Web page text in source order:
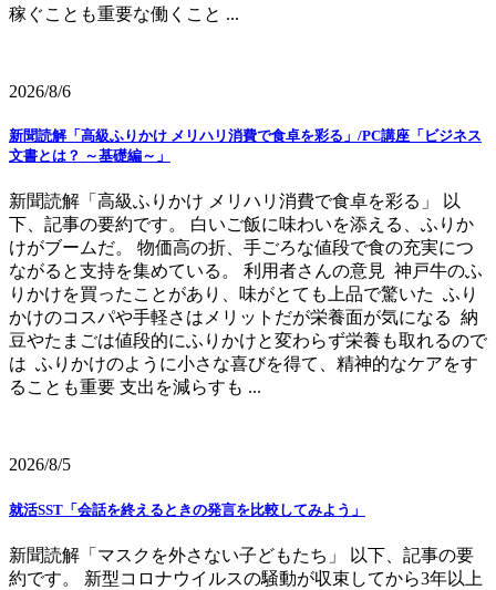
稼ぐことも重要な働くこと ...
2026/8/6
新聞読解「高級ふりかけ メリハリ消費で食卓を彩る」/PC講座「ビジネス
文書とは？ ～基礎編～」
新聞読解「高級ふりかけ メリハリ消費で食卓を彩る」 以
下、記事の要約です。 白いご飯に味わいを添える、ふりか
けがブームだ。 物価高の折、手ごろな値段で食の充実につ
ながると支持を集めている。 利用者さんの意見 神戸牛のふ
りかけを買ったことがあり、味がとても上品で驚いた ふり
かけのコスパや手軽さはメリットだが栄養面が気になる 納
豆やたまごは値段的にふりかけと変わらず栄養も取れるので
は ふりかけのように小さな喜びを得て、精神的なケアをす
ることも重要 支出を減らすも ...
2026/8/5
就活SST「会話を終えるときの発言を比較してみよう」
新聞読解「マスクを外さない子どもたち」 以下、記事の要
約です。 新型コロナウイルスの騒動が収束してから3年以上